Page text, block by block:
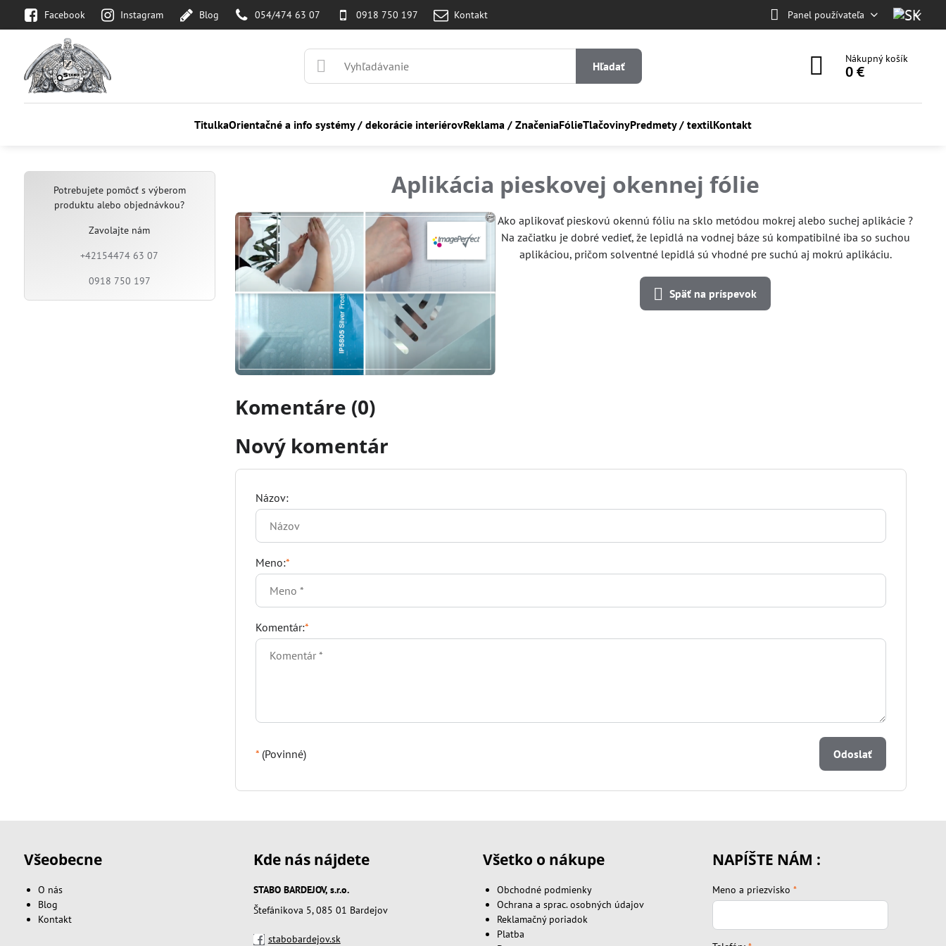
Facebook Instagram Blog 054/474 63 07 0918 750 197 Kontakt Panel používateľa
Hľadať
Nákupný košík
0 €
TitulkaOrientačné a info systémy / dekorácie interiérovReklama / ZnačeniaFólieTlačovinyPredmety / textilKontakt
Aplikácia pieskovej okennej fólie
Ako aplikovať pieskovú okennú fóliu na sklo metódou mokrej alebo suchej aplikácie ?
Na začiatku je dobré vedieť, že lepidlá na vodnej báze sú kompatibilné iba so suchou
aplikáciou, pričom solventné lepidlá sú vhodné pre suchú aj mokrú aplikáciu.
Späť na príspevok
Komentáre (0)
Nový komentár
Názov:
Meno:*
Komentár:*
*(Povinné) Odoslať
Potrebujete pomôcť s výberom
produktu alebo objednávkou?
Zavolajte nám
+42154474 63 07
0918 750 197
Všeobecne
O nás
Blog
Kontakt
Kde nás nájdete
STABO BARDEJOV, s.r.o.
Štefánikova 5, 085 01 Bardejov
stabobardejov.sk
Všetko o nákupe
Obchodné podmienky
Ochrana a sprac. osobných údajov
Reklamačný poriadok
Platba
NAPÍŠTE NÁM :
Meno a priezvisko*